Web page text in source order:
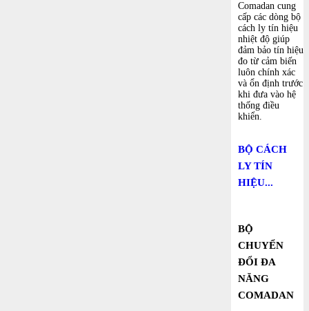
Comadan cung
cấp các dòng bộ
cách ly tín hiệu
nhiệt độ giúp
đảm bảo tín hiệu
đo từ cảm biến
luôn chính xác
và ổn định trước
khi đưa vào hệ
thống điều
khiển.
BỘ CÁCH
LY TÍN
HIỆU...
BỘ
CHUYỂN
ĐỔI ĐA
NĂNG
COMADAN